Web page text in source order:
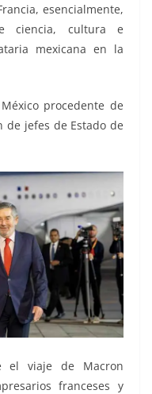
esencialmente,
ciencia, cultura e
mexicana en la
procedente de
de jefes de Estado de
el viaje de Macron
franceses y